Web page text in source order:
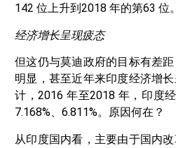
142 位上升到2018 年的第63 位。
经济增长呈现疲态
但这仍与莫迪政府的目标有差
明显，甚至近年来印度经济增
计，2016 年至2018 年，印度
7.168%、6.811%。原因何在？
从印度国内看，主要由于国内